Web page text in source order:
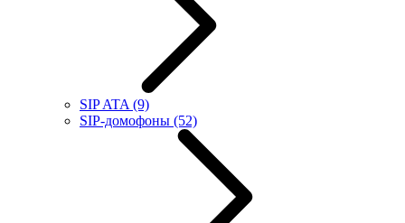
SIP ATA (9)
SIP-домофоны (52)